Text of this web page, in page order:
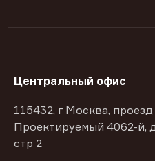
Центральный офис
115432, г Москва, проезд
Проектируемый 4062-й,
стр 2